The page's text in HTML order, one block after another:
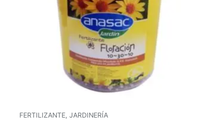
FERTILIZANTE, JARDINERÍA